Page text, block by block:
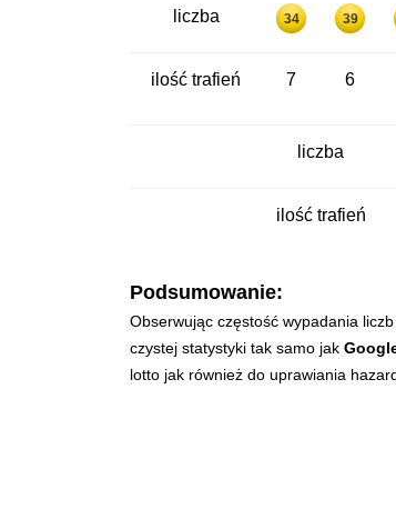
liczba 34 39
ilość trafień 7 6
liczba
ilość trafień
Podsumowanie:
Obserwując częstość wypadania
czystej statystyki tak samo jak
lotto jak również do uprawiania